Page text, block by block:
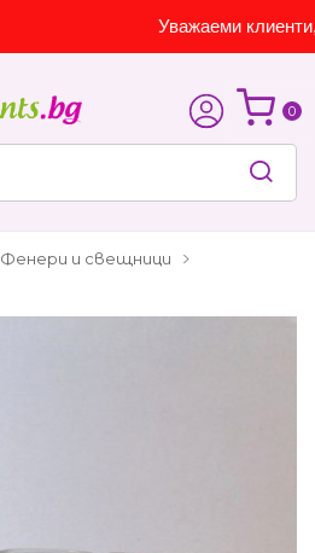
Уважаеми клиенти,
0
Фенери и свещници